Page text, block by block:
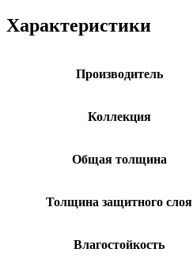
Характеристики
Производитель
Коллекция
Общая толщина
Толщина защитного слоя
Влагостойкость